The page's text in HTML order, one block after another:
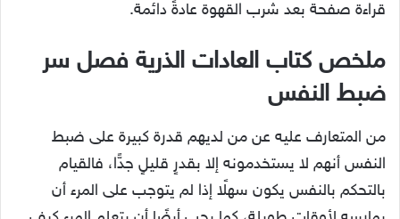
قراءة صفحة بعد شرب القهوة عادةً دائمة.
ملخص كتاب العادات الذرية فصل سر
ضبط النفس
من المتعارف عليه عن من لديهم قدرة كبيرة على ضبط
النفس أنهم لا يستخدمونه إلا بقدرٍ قليلٍ جدًّا، فالقيام
بالتحكم بالنفس يكون سهلًا إذا لم يتوجب على المرء أن